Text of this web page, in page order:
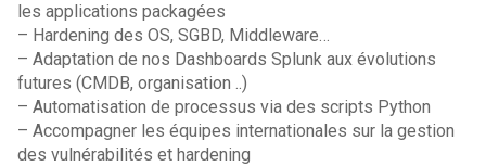
les applications packagées
– Hardening des OS, SGBD, Middleware…
– Adaptation de nos Dashboards Splunk aux évolutions
futures (CMDB, organisation ..)
– Automatisation de processus via des scripts Python
– Accompagner les équipes internationales sur la gestion
des vulnérabilités et hardening